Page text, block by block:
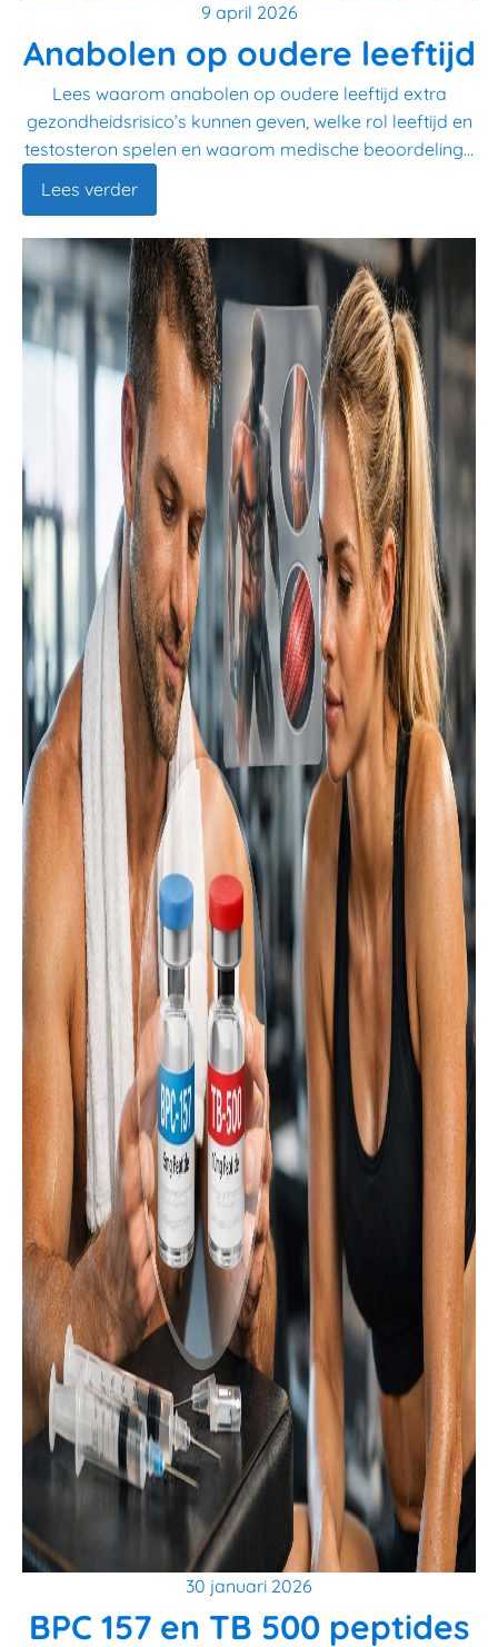
9 april 2026
Anabolen op oudere leeftijd
Lees waarom anabolen op oudere leeftijd extra
gezondheidsrisico’s kunnen geven, welke rol leeftijd en
testosteron spelen en waarom medische beoordeling...
Lees verder
30 januari 2026
BPC 157 en TB 500 peptides